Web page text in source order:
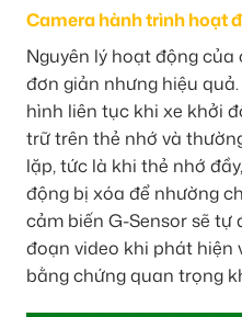
Camera hành trình hoạt
Nguyên lý hoạt động
đơn giản nhưng hiệu
hình liên tục khi xe khởi
trữ trên thẻ nhớ và
lặp, tức là khi thẻ nhớ
động bị xóa để nhường
cảm biến G-Sensor sẽ tự
đoạn video khi phát hiện
bằng chứng quan trọng